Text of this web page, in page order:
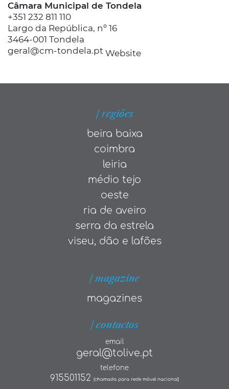
Câmara Municipal de Tondela
+351 232 811 110
Largo da República, nº 16
3464-001 Tondela
geral@cm-tondela.pt Website
| regiões
beira baixa
coimbra
leiria
médio tejo
oeste
ria de aveiro
serra da estrela
viseu, dão e lafões
| magazine
magazines
| contactos
email
geral@tolive.pt
telefone
915501152 (chamada para rede móvel nacional)